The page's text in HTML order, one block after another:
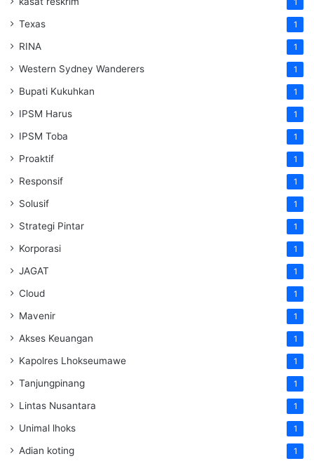
1
Texas 1
RINA 1
Western Sydney Wanderers 1
Bupati Kukuhkan 1
IPSM Harus 1
IPSM Toba 1
Proaktif 1
Responsif 1
Solusif 1
Strategi Pintar 1
Korporasi 1
JAGAT 1
Cloud 1
Mavenir 1
Akses Keuangan 1
Kapolres Lhokseumawe 1
Tanjungpinang 1
Lintas Nusantara 1
Unimal lhoks 1
Adian koting 1